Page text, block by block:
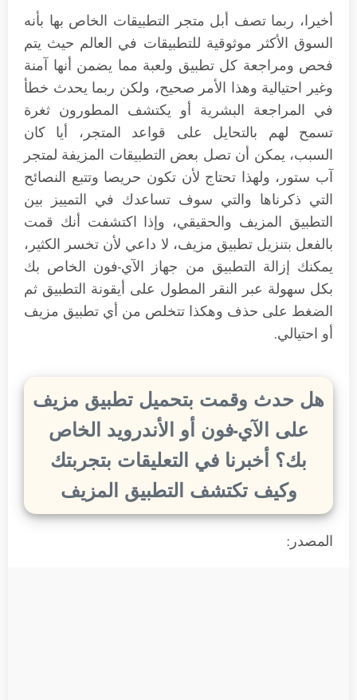
أخيرا، ربما تصف أبل متجر التطبيقات الخاص بها بأنه
السوق الأكثر موثوقية للتطبيقات في العالم حيث يتم
فحص ومراجعة كل تطبيق ولعبة مما يضمن أنها آمنة
وغير احتيالية وهذا الأمر صحيح، ولكن ربما يحدث خطأ
في المراجعة البشرية أو يكتشف المطورون ثغرة
تسمح لهم بالتحايل على قواعد المتجر، أيا كان
السبب، يمكن أن تصل بعض التطبيقات المزيفة لمتجر
آب ستور، ولهذا تحتاج لأن تكون حريصا وتتبع النصائح
التي ذكرناها والتي سوف تساعدك في التمييز بين
التطبيق المزيف والحقيقي، وإذا اكتشفت أنك قمت
بالفعل بتنزيل تطبيق مزيف، لا داعي لأن تخسر الكثير،
يمكنك إزالة التطبيق من جهاز الآي-فون الخاص بك
بكل سهولة عبر النقر المطول على أيقونة التطبيق ثم
الضغط على حذف وهكذا تتخلص من أي تطبيق مزيف
أو احتيالي.
هل حدث وقمت بتحميل تطبيق مزيف
على الآي-فون أو الأندرويد الخاص
بك؟ أخبرنا في التعليقات بتجربتك
وكيف تكتشف التطبيق المزيف
المصدر: